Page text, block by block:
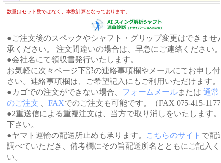
数量はセット数ではなく、本数計算となっております。
●ご注文後のスペックやシャフト・グリップ変更はできませ
承ください。 注文間違いの場合は、早急にご連絡ください
●会社名にて領収書発行いたします。
お気軽に次々ページ下部の連絡事項欄やメールにてお申し
さい。連絡事項欄は、ご希望記入にもご利用いただけます。
●カゴでの注文ができない場合、 フォームメールまたは 通常
のご注文
FAXでのご注文も可能です。（FAX 075-415-
●2重送信による重複注文は、当方で取り消しをいたします
下さい。
●ヤマト運輸の配送所止めも承ります。
こちらのサイト で配
調べていただき、備考欄にその旨配送所名とともにご記入
い。